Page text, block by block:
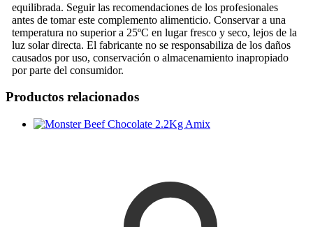
equilibrada. Seguir las recomendaciones de los profesionales
antes de tomar este complemento alimenticio. Conservar a una
temperatura no superior a 25ºC en lugar fresco y seco, lejos de la
luz solar directa. El fabricante no se responsabiliza de los daños
causados por uso, conservación o almacenamiento inapropiado
por parte del consumidor.
Productos relacionados